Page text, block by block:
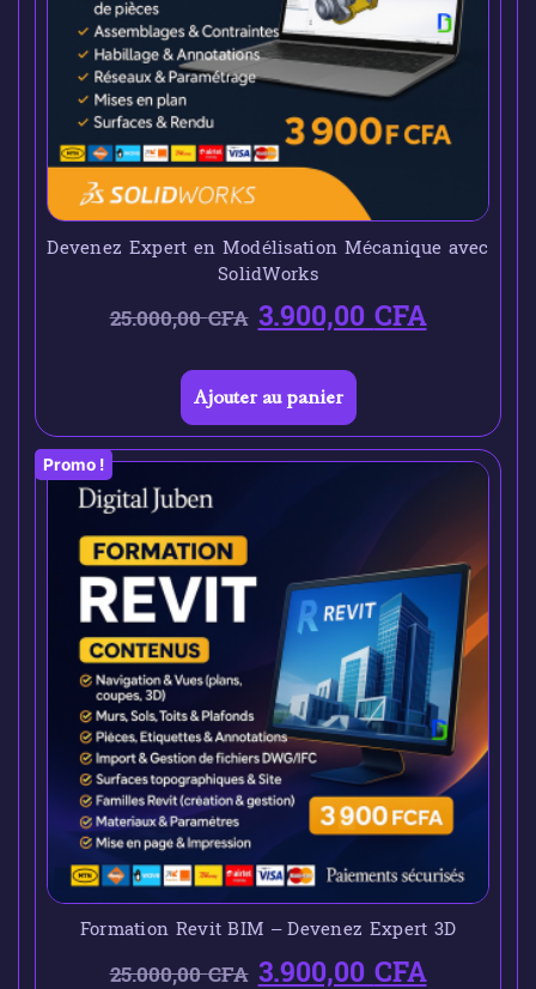
Devenez Expert en Modélisation Mécanique avec
SolidWorks
25.000,00CFA 3.900,00CFA
Ajouter au panier
Promo !
Formation Revit BIM – Devenez Expert 3D
25.000,00CFA 3.900,00CFA